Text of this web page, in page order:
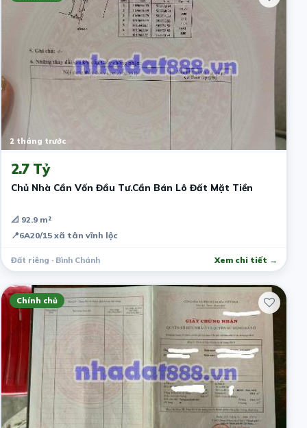
2 tháng trước
2.7 Tỷ
Chủ Nhà Cần Vốn Đầu Tư.Cần Bán Lô Đất Mặt Tiền
📐 92.9 m²
📍6A20/15 xã tân vĩnh lộc
Đất riêng · Bình Chánh Xem chi tiết →
Chính chủ